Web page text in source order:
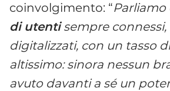
coinvolgimento: “Parliamo
di utentisempre
digitalizzati, con un tasso
altissimo: sinora nessun
avuto davanti a sé un